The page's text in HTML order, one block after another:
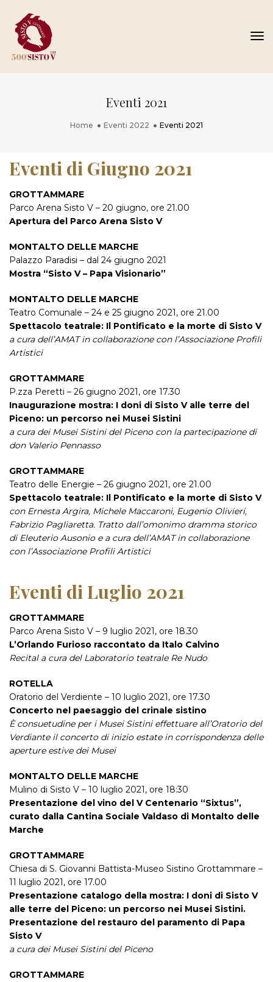
Eventi 2021
Home Eventi 2022 Eventi 2021
Eventi di Giugno 2021
GROTTAMMARE
Parco Arena Sisto V – 20 giugno, ore 21.00
Apertura del Parco Arena Sisto V
MONTALTO DELLE MARCHE
Palazzo Paradisi – dal 24 giugno 2021
Mostra “Sisto V – Papa Visionario”
MONTALTO DELLE MARCHE
Teatro Comunale – 24 e 25 giugno 2021, ore 21.00
Spettacolo teatrale: Il Pontificato e la morte di Sisto V
a cura dell’AMAT in collaborazione con l’Associazione Profili
Artistici
GROTTAMMARE
P.zza Peretti – 26 giugno 2021, ore 17.30
Inaugurazione mostra: I doni di Sisto V alle terre del
Piceno: un percorso nei Musei Sistini
a cura dei Musei Sistini del Piceno con la partecipazione di
don Valerio Pennasso
GROTTAMMARE
Teatro delle Energie – 26 giugno 2021, ore 21.00
Spettacolo teatrale: Il Pontificato e la morte di Sisto V
con Ernesta Argira, Michele Maccaroni, Eugenio Olivieri,
Fabrizio Pagliaretta. Tratto dall’omonimo dramma storico
di Eleuterio Ausonio e a cura dell’AMAT in collaborazione
con l’Associazione Profili Artistici
Eventi di Luglio 2021
GROTTAMMARE
Parco Arena Sisto V – 9 luglio 2021, ore 18.30
L’Orlando Furioso raccontato da Italo Calvino
Recital a cura del Laboratorio teatrale Re Nudo
ROTELLA
Oratorio del Verdiente – 10 luglio 2021, ore 17.30
Concerto nel paesaggio del crinale sistino
È consuetudine per i Musei Sistini effettuare all’Oratorio del
Verdiante il concerto di inizio estate in corrispondenza delle
aperture estive dei Musei
MONTALTO DELLE MARCHE
Mulino di Sisto V – 10 luglio 2021, ore 18:30
Presentazione del vino del V Centenario “Sixtus”,
curato dalla Cantina Sociale Valdaso di Montalto delle
Marche
GROTTAMMARE
Chiesa di S. Giovanni Battista-Museo Sistino Grottammare –
11 luglio 2021, ore 17.00
Presentazione catalogo della mostra: I doni di Sisto V
alle terre del Piceno: un percorso nei Musei Sistini.
Presentazione del restauro del paramento di Papa
Sisto V
a cura dei Musei Sistini del Piceno
GROTTAMMARE